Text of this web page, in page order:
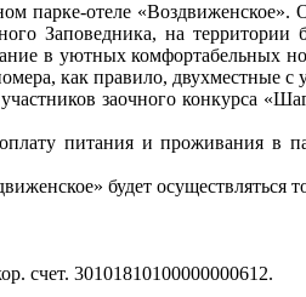
парке-отеле
Заповедника, на
в уютных комфортабельных
как правило, двухместные с
заочного конкурса
питания и проживания в
будет осуществляться
счет. 30101810100000000612.